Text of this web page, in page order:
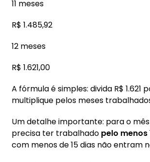
11 meses
R$ 1.485,92
12 meses
R$ 1.621,00
A fórmula é simples: divida R$ 1.621
multiplique pelos meses
Um detalhe importante: para o
precisa ter trabalhado pelo menos
com menos de 15 dias não entram